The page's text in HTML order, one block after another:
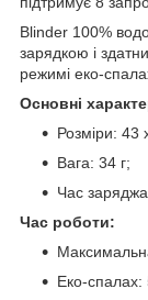
Blinder 100%
зарядкою і
режимі еко-
Основні
Розміри: 43
Вага: 34 г;
Час
Час роботи:
Еко-спалах: